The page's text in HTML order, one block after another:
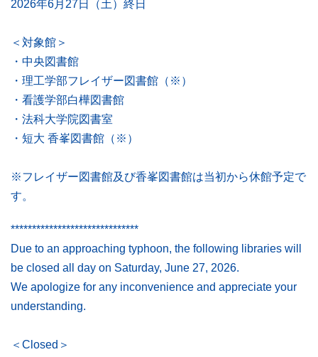
2026年6月27日（土）終日
＜対象館＞
・中央図書館
・理工学部フレイザー図書館（※）
・看護学部白樺図書館
・法科大学院図書室
・短大 香峯図書館（※）
※フレイザー図書館及び香峯図書館は当初から休館予定で
す。
******************************
Due to an approaching typhoon, the following libraries will
be closed all day on Saturday, June 27, 2026.
We apologize for any inconvenience and appreciate your
understanding.
＜Closed＞
図書館について
Soka Book Wave
各種講習会・
予約申請申込
ご意見・ご要望
このサイトについて